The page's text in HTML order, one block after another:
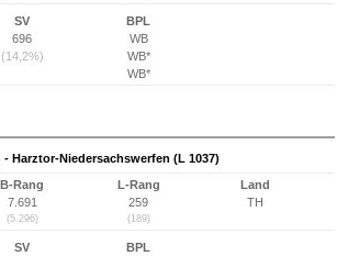
SV
696
(14,2%)
BPL
WB
WB*
WB*
Harztor-Niedersachswerfen (L 1037)
B-Rang
7.691
(5.296)
L-Rang
259
(189)
Land
TH
SV
BPL